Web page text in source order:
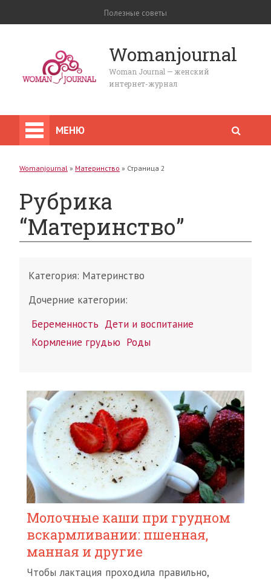
Полезные советы
Womanjournal
Woman Journal — женский
интернет-журнал
МЕНЮ
Womanjournal » Материнство » Страница 2
Рубрика
“Материнство”
Категория: Материнство
Дочерние категории:
Беременность Дети и воспитание
Кормление грудью Роды
Молочные каши при грудном
вскармливании: пшенная,
манная и другие
Чтобы лактация проходила правильно,